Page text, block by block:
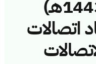
(4374185/ق/1443هـ)
اتصالات